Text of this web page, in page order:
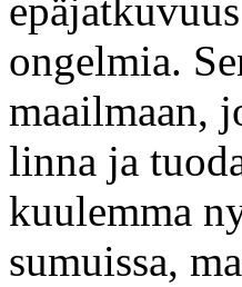
ongelmia.
maailmaan,
linna ja
kuulemma
sumuissa,